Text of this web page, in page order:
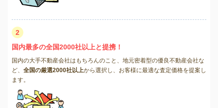
2
国内最多の全国2000社以上と提携！
国内の大手不動産会社はもちろんのこと、地元密着型の優良不動産会社な
ど、 全国の厳選2000社以上から選択し、お客様に最適な査定価格を提案し
ます。